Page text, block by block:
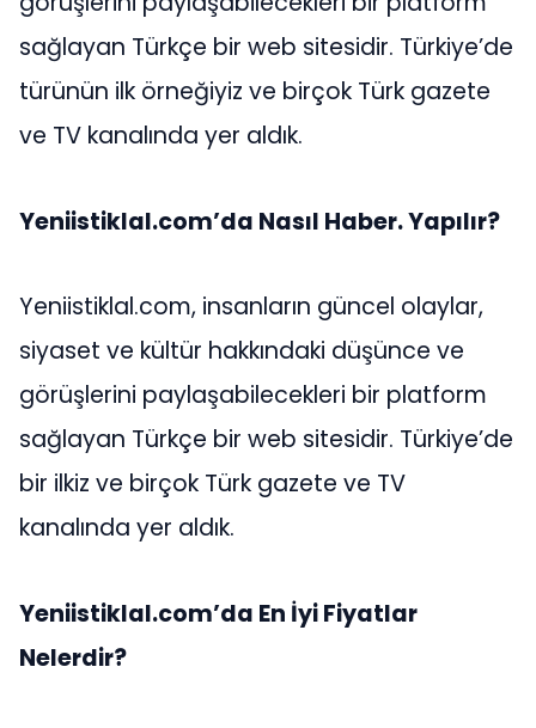
sağlayan Türkçe bir web sitesidir. Türkiye’de
türünün ilk örneğiyiz ve birçok Türk gazete
ve TV kanalında yer aldık.
Yeniistiklal.com’da Nasıl Haber. Yapılır?
Yeniistiklal.com, insanların güncel olaylar,
siyaset ve kültür hakkındaki düşünce ve
görüşlerini paylaşabilecekleri bir platform
sağlayan Türkçe bir web sitesidir. Türkiye’de
bir ilkiz ve birçok Türk gazete ve TV
kanalında yer aldık.
Yeniistiklal.com’da En İyi Fiyatlar
Nelerdir?